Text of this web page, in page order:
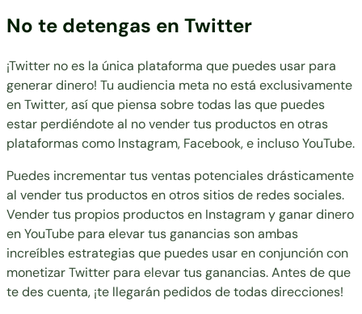
No te detengas en Twitter
¡Twitter no es la única plataforma que puedes usar para
generar dinero! Tu audiencia meta no está exclusivamente
en Twitter, así que piensa sobre todas las que puedes
estar perdiéndote al no vender tus productos en otras
plataformas como Instagram, Facebook, e incluso YouTube.
Puedes incrementar tus ventas potenciales drásticamente
al vender tus productos en otros sitios de redes sociales.
Vender tus propios productos en Instagram yganar dinero
en YouTube para elevar tus ganancias son ambas
increíbles estrategias que puedes usar en conjunción con
monetizar Twitter para elevar tus ganancias. Antes de que
te des cuenta, ¡te llegarán pedidos de todas direcciones!